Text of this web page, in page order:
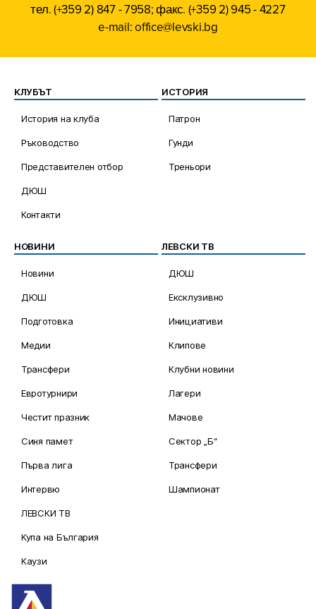
тел. (+359 2) 847 - 7958; факс. (+359 2) 945 - 4227
e-mail: office@levski.bg
КЛУБЪТ
История на клуба
Ръководство
Представителен отбор
ДЮШ
Контакти
ИСТОРИЯ
Патрон
Гунди
Треньори
НОВИНИ
Новини
ДЮШ
Подготовка
Медии
Трансфери
Евротурнири
Честит празник
Синя памет
Първа лига
Интервю
ЛЕВСКИ ТВ
Купа на България
Каузи
ЛЕВСКИ ТВ
ДЮШ
Ексклузивно
Инициативи
Клипове
Клубни новини
Лагери
Мачове
Сектор „Б“
Трансфери
Шампионат